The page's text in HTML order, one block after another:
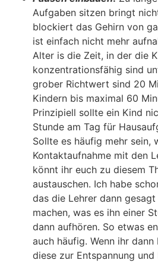
Aufgaben sitzen bringt
blockiert das Gehirn von
ist einfach nicht mehr
Alter is die Zeit, in der die
konzentrationsfähig sind
grober Richtwert sind 20
Kindern bis maximal 60
Prinzipiell sollte ein Kind
Stunde am Tag für
Sollte es häufig mehr sein,
Kontaktaufnahme mit den
könnt ihr euch zu diesem
austauschen. Ich habe
das die Lehrer dann
machen, was es ihn einer
dann aufhören. So etwas
auch häufig. Wenn ihr
diese zur Entspannung